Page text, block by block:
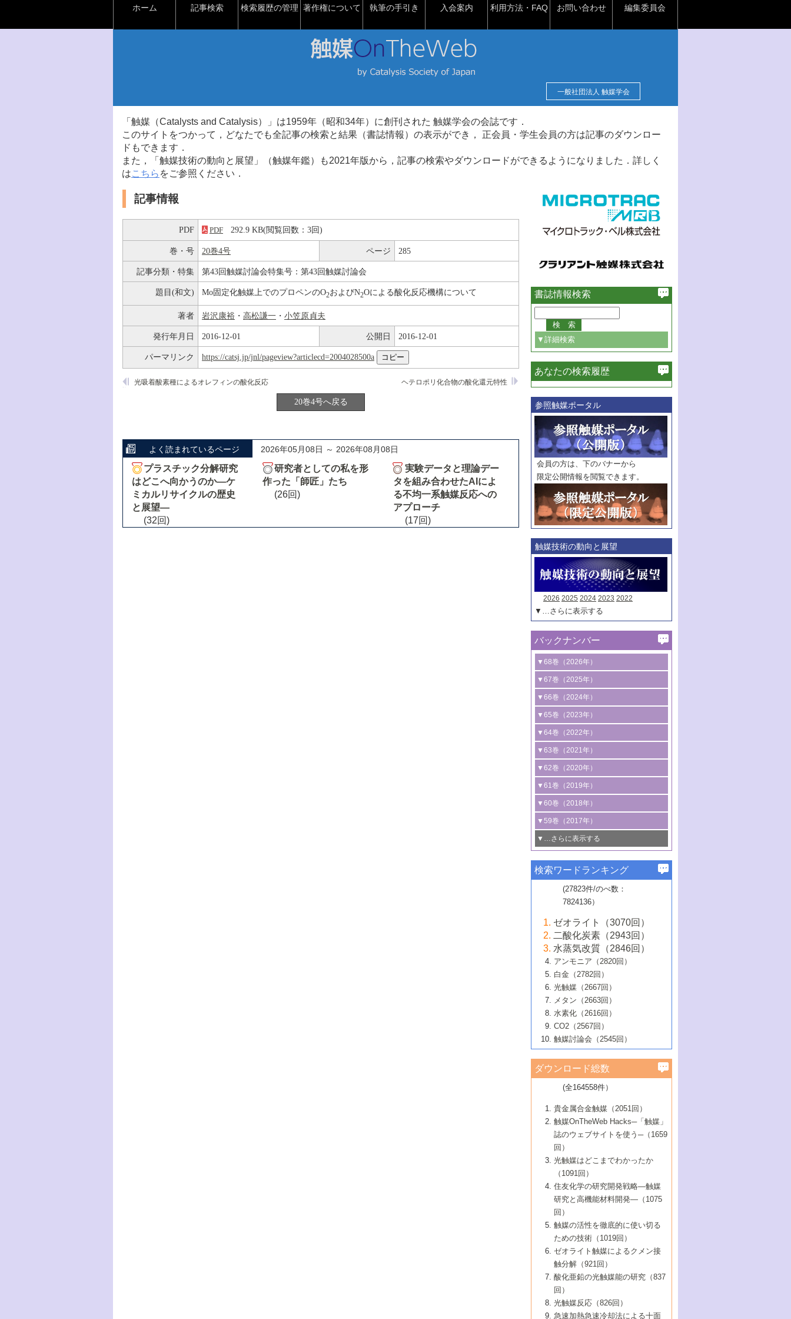
ホーム 記事検索 検索履歴の管理 著作権について 執筆の手引き 入会案内 利用方法・FAQ お問い合わせ 編集委員会
一般社団法人 触媒学会
「触媒（Catalysts and Catalysis）」は1959年（昭和34年）に創刊された 触媒学会の会誌です．
このサイトをつかって，どなたでも全記事の検索と結果（書誌情報）の表示ができ， 正会員・学生会員の方は記事のダウンロー
ドもできます．
また，「触媒技術の動向と展望」（触媒年鑑）も2021年版から，記事の検索やダウンロードができるようになりました．詳しく
はこちら をご参照ください．
記事情報
PDF PDF 292.9 KB(閲覧回数：3回)
巻・号 20巻4号 ページ 285
記事分類・特集 第43回触媒討論会特集号：第43回触媒討論会
題目(和文) Mo固定化触媒上でのプロペンのO2およびN2Oによる酸化反応機構について
著者 岩沢康裕 ・ 高松謙一 ・ 小笠原貞夫
発行年月日 2016-12-01 公開日 2016-12-01
パーマリンク https://catsj.jp/jnl/pageview?articlecd=2004028500a
ヘテロポリ化合物の酸化還元特性
光吸着酸素種によるオレフィンの酸化反応
20巻4号へ戻る
よく読まれているページ 2026年05月08日 ～ 2026年08月08日
プラスチック分解研究
はどこへ向かうのか―ケ
ミカルリサイクルの歴史
と展望―
(32回)
研究者としての私を形
作った「師匠」たち
(26回)
実験データと理論デー
タを組み合わせたAIによ
る不均一系触媒反応への
アプローチ
(17回)
書誌情報検索
▼詳細検索
必ず含む
巻・号指定
巻
号
範囲指定
巻
号～
巻
号
触媒年鑑
年度
記事種別
マーク：
マークあり
あなたの検索履歴
参照触媒ポータル
会員の方は、下のバナーから
限定公開情報を閲覧できます。
触媒技術の動向と展望
2026 2025 2024 2023 2022
▼…さらに表示する
バックナンバー
▼68巻（2026年）
1号 過酸化水素合成に関する研究動向
2号 コンピューター技術により加速する
触媒開発
3号 有機分子変換やCO 資源化のための
光触媒に関する最近の研究
B号 第137回触媒討論会（2026年）
▼67巻（2025年）
1号 CO
水素化によるグリーン燃料/グリ
ーンケミカル製造
2号 水素製造のための水分解技術に関す
る最近の研究
3号 オレフィン系樹脂の精密合成に関す
る最新技術
4号 アルコール類の効率的変換を実現す
る非貴金属触媒の研究動向
5号 ゼオライトの合成と応用における研
究動向
6号 ヘテロ接合界面
B号 第135回触媒討論会（2025年）
▼66巻（2024年）
1号 低次元ナノ構造を有する触媒材料
2号 規制反応場を活用した固体触媒研究
の新展開
3号 未踏分子変換を目指した酸化触媒プ
ロセスの最前線
4号 シンクロトロン放射光および中性子
線を利用した触媒解析技術の最先端
5号 単原子触媒
6号 参照触媒委員会からのお知らせ
B号 第133回触媒討論会（2023年）
▼65巻（2023年）
1号 炭素が関わる触媒機能
2号 プラスチックケミカルリサイクルの
ための触媒技術
3号 非酸化物系金属化合物を基盤とした
触媒材料の開発
4号 格子酸素・格子酸素欠陥を利用した
触媒反応
5号 生体触媒によるエネルギー変換反応
6号 窒素とリンの循環のための触媒・機
能性材料
▼64巻（2022年）
1号 合成ガス製造とCOを用いるケミカル
ズ合成の最新動向
2号 化学品合成のための合金触媒開発
3号 CO の排出削減および有効活用のた
めの触媒技術
4号 若手による情報発信企画～とびたて
若き触媒の研究者たち～（1）
若き触媒の研究者たち～（2）
6号 石油のノーブル・ユースを志向した
触媒技術
大学：オンライン・対面開催）
▼63巻（2021年）
1号 金触媒の新展開
2号 ペロブスカイト
3号 特殊反応場を利用した触媒的分子変
換反応
4号 多孔質材料を用いた触媒の新展開
5号 情報学的手法を用いた触媒開発
6号 カーボンニュートラルに向けた電解
技術
B号 第127回触媒討論会（2021年・オン
ライン開催(Zoom)のみ）
▼62巻（2020年）
1号 触媒設計を拓く欠陥構造のキャラク
タリゼーション
2号 機能化学品製造に資するクリーンな
触媒的酸化反応
3号 水処理のための触媒化学
4号 光触媒を用いた水分解の最新の研究
動向
5号 次世代の触媒プロセスを支えるマイ
6号 メタン転換技術の最新動向
B号 第125回触媒討論会（2020年・工学
院大学）
▼61巻（2019年）
1号 物質移動制御に着目した触媒プロセ
ス開発
2号 CO2 フリー水素サプライチェーンに
関わる触媒開発動向
3号 精密高分子合成に関する最近の研究
動向
4号 バイオマス化成品製造のための触媒
5号 固体触媒による含窒素有機化合物変
換の最前線
6号 貴金属使用量低減に向けた自動車排
ガス浄化触媒の開発
B号 第123回触媒討論会（2019年・大阪
▼60巻（2018年）
1号 固体酸触媒の最新の研究動向
2号 二酸化炭素からの有用化学品合成
3号 ナノ粒子・クラスター触媒の最前線
4号 60周年記念企画
5号 進化するゼオライト合成技術
6号 非貴金属系触媒における電気化学的
B号 第121回触媒討論会（2018年・東京
大学）
▼59巻（2017年）
1号 いたるところに，触媒
最先端技術
3号 無機分離膜材料の開発と触媒反応プ
ロセスへの適用
5号 水素のふるまいを解き明かす最先端
研究
6号 低級アルカンの有効利用のための触
媒技術
B号 第119回触媒討論会（2017年・首都
大学東京）
▼…さらに表示する
1号 ユニークな構造の高分子を生み出す触
2号 リグニンからの化成品製造に向けた触
媒技術
3号 触媒研究の最先端～とびたて若き研究
者たち～（1）
4号 触媒研究の最先端～とびたて若き研究
者たち～（2）
5号 触媒研究の最先端～とびたて若き研究
者たち～（3）
6号 イオニクス材料と燃料電池・電解合成
の最新の研究動向
B号 第117回触媒討論会（2016年・大阪府
立大学）
▼57巻（2015年）
1号 水素キャリアにかかわる触媒技術の新
2号 石油精製用触媒の最近の進展
3号 固体酸化物形燃料電池（SOFC）におけ
るアノード触媒上での燃料直接改質技術
4号 コアシェル構造の制御による触媒機能
5号 工業触媒およびその周辺技術の最近の
進歩
6号 ナノシート
B号 第115回触媒討論会（2015年・成蹊大
▼56巻（2014年）
2号 光触媒反応機構に関する最新の研究動
向
開発動向
4号 人工光合成に向けた近年のアプローチ
5号 未利用熱エネルギーの有効活用に貢献
する触媒技術
6号 ポリオキソメタレート
B号 第113回触媒討論会（2014年・ロワジ
ールホテル豊橋）
1号 高耐久性燃料電池システム用触媒にお
ける新展開
2号 リビングラジカル重合の最近の動向
3号 天然ガスの化学工業的展開に関する触
媒技術
4号 貴金属触媒の精密構造制御とその活用
5号 バイオマス化成品製造のための固体触
6号 ナノ空間─吸着状態解析から新機能開拓
B号 第111回触媒討論会（2013年・関西大
▼54巻（2012年）
1号 規則性多孔体の利用技術における最近
の進歩
2号 第109回触媒討論会
3号 貴金属低減技術の最新動向
4号 貴金属代替技術の最新動向
5号 光触媒による物質変換反応の新展開
6号 グラフェン
7号 水素を利用する化成品合成の新潮流
▼53巻（2011年）
1号 金属学から見る合金触媒の新展開
2号 第107回触媒討論会
3号 触媒のその場観察法の進歩（１）
4号 触媒のその場観察法の進歩（２）
5号 不活性結合の触媒的活性化による有機
合成
6号 新しい固体酸触媒技術
7号 ゼオライト合成における最近の進歩
▼52巻（2010年）
1号 触媒の劣化対策と長寿命触媒開発
2号 第105回触媒討論会
3号 ナノ構造が拓く新機能
4号 活性サイトおよびその環境の精密な設
計による触媒の高機能化
5号 触媒を有効に使うための技術
7号 有機分子触媒による精密有機合成
8号 高機能化ポリオレフィンに向けた重合
触媒の最近の進展
1号 炭素材料－熱い注目を集める材料－
2号 第103回触媒討論会
3号 環境浄化用光触媒の現状と課題
4号 水素社会の実現に向けた水素製造・貯
蔵技術の進歩
5号 CO2が関わる触媒・材料
7号 持続可能社会実現のための触媒および
触媒関連技術
▼50巻（2008年）
1号 触媒化学と学会のこの10年，半世紀，
そして未来
2号 第101回触媒討論会
4号 錯体を利用したユニークな表面構造の
構築と機能
5号 若手会員による触媒研究の未来展望1：
企業編
6号 第102回触媒討論会
7号 触媒・化学反応における計算化学の進
8号 若手研究者による触媒研究の未来展望
2：大学・研究所編
▼49巻（2007年）
1号 含フッ素化合物の合成と触媒
2号 第99回触媒討論会
3号 実用的ファインケミカル合成プロセス
を実現する触媒
5号 こんな物質，あんな物質―新たな触媒
の可能性―
7号 『結晶の化学』を活かした触媒研究
8号 イオン液体の応用
▼48巻（2006年）
1号 固体酸触媒の最近の進歩
2号 第97回触媒討論会
3号 リビング重合触媒の最近の展開
5号 水素製造・貯蔵のための触媒技術の新
しい展開
6号 第98回触媒討論会
7号 基礎化学品製造の触媒技術
8号 多機能型リアクター
1号 最近の触媒担体とその効果
2号 第95回触媒討論会
4号 水分解用光触媒材料
5号 時間分解分光の進歩と応用
6号 第96回触媒討論会
8号 超臨界流体を用いた化学プロセスの新
▼46巻（2004年）
1号 部分酸化反応触媒の最前線
2号 第93回触媒討論会
3号 特殊エネルギー場の触媒反応
4号 生体内における金属の触媒作用
5号 ファインケミカルズの展開に寄与する
6号 第94回触媒討論会
7号 サブナノレベルでみた新しい表面現象
8号 オレフィン重合触媒の新たな展
▼45巻（2003年）
1号 なぜこの触媒が良いのか？
2号 第91回触媒討論会
3号 最近の自動車排ガス処理技術
4号 触媒研究の現状と将来─第90回触媒討論
5号 基礎化学品製造の触媒技術
6号 第92回触媒討論会
7号 基礎化学品製造の触媒技術
8号 資源の循環と触媒技術
▼44巻（2002年）
1号 高次制御された触媒の化学
2号 第89回触媒討論会
3号 触媒を利用した電気化学の新展開
4号 ナノ材料の調製と機能化
5号 こんな触媒が欲しい
6号 第90回触媒討論会
7号 触媒研究と学術雑誌/情報
8号 若い世代からみた触媒化学の現状と未
▼43巻（2001年）
1号 グリーンケミストリーと触媒
2号 第87回触媒討論会特集号
3号 生体触媒とバイオプロセス
4号 水素製造・利用の触媒化学
5号 触媒研究における新しい切り口：コン
ビナトリアルケミストリー
6号 第88回触媒討論会特集号
7号 企業における触媒研究のブレークスル
8号 この材料を触媒として使ってみません
▼42巻（2000年）
1号 触媒反応工学の明日を拓く
2号 第85回触媒討論会
3号 反応ダイナミクス
5号 触媒のおもしろさをどのように伝える
6号 第86回触媒討論会
7号 水素化精製触媒の新しい展開
8号 新しい反応性と機能性を目指した金属
クラスタ-化学
▼41巻（1999年）
1号 孔、穴、あな?-特異な空間とその利用-
2号 第83回触媒討論会
3号 均一系触媒反応最前線
4号 実用炭素材料の新展開
5号 研究の方法論を考える
7号 機能性金属材料と触媒
8号 触媒研究へのNMRの応用と展望
▼40巻（1998年）
進展と21世紀への提言/創立40周年記念・触
媒学会この10年の歩みとこれから/創立40周
2号 第81回触媒討論会
3号 計算機触媒化学へのさそい
4号 触媒劣化の制御と予測
5号 最新の実用プロセスと触媒
6号 第82回触媒討論会
1号 均一系と不均一系触媒反応-その特徴と
接点
2号 第79回触媒討論会
3号 最新NO除去触媒の実用化研究
4号 新しい反応場を目指した触媒調製
5号 反応・分離技術の新しい展開
6号 第80回触媒討論会
▼38巻（1996年）
1号 触媒の構造と触媒作用/C1化学を中心と
する21世紀への触媒
3号 オリンピックメダル:金・銀・銅はどん
な触媒作用を示すか
4号 触媒作用における機能の複合化
▼37巻（1995年）
1号 ファインケミカルズと固体触媒
2号 第75回触媒討論会
3号 希土類を利用した触媒
4号 触媒とリサイクル
5号 エネルギー変換触媒
▼36巻（1994年）
1号 電気化学と触媒
2号 第73回触媒討論会
3号 C4化学の展開
4号 《通常号》
▼35巻（1993年）
1号 工業触媒開発マニュアル―探索から工
業化まで
2号 第71回触媒討論会
▼34巻（1992年）
1号 インパクトを与えたこの研究
2号 第69回触媒討論会
▼33巻（1991年）
1号 触媒プロセス開発マニュアル―探索か
▼32巻（1990年）
検索ワードランキング
(27823件/のべ数：
7824136）
ゼオライト（3070回）
二酸化炭素（2943回）
水蒸気改質（2846回）
アンモニア（2820回）
白金（2782回）
光触媒（2667回）
メタン（2663回）
水素化（2616回）
CO2（2567回）
触媒討論会（2545回）
ダウンロード総数
(全164558件）
貴金属合金触媒（2051回）
触媒OnTheWeb Hacks─「触媒」
誌のウェブサイトを使う─（1659
回）
光触媒はどこまでわかったか
（1091回）
住友化学の研究開発戦略―触媒
研究と高機能材料開発―（1075
回）
触媒の活性を徹底的に使い切る
ための技術（1019回）
ゼオライト触媒によるクメン接
触分解（921回）
酸化亜鉛の光触媒能の研究（837
回）
光触媒反応（826回）
急速加熱急速冷却法による十面